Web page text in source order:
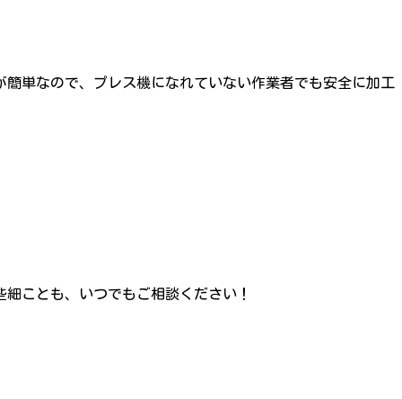
単なので、プレス機になれていない作業者でも安全に加工
ことも、いつでもご相談ください！